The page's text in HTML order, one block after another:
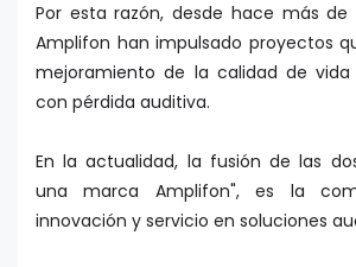
Por esta razón, desde hace más de
Amplifon han impulsado proyectos
mejoramiento de la calidad de vida
con pérdida auditiva.
En la actualidad, la fusión de las
una marca Amplifon", es la
innovación y servicio en soluciones